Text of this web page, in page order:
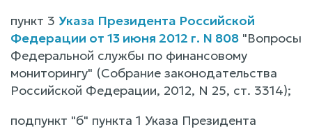
пункт 3 Указа Президента Российской
Федерации от 13 июня 2012 г. N 808 "Вопросы
Федеральной службы по финансовому
мониторингу" (Собрание законодательства
Российской Федерации, 2012, N 25, ст. 3314);
подпункт "б" пункта 1 Указа Президента